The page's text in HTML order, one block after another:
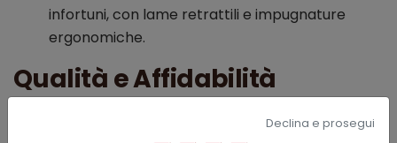
infortuni, con lame retrattili e impugnature
ergonomiche.
Qualità e Affidabilità
materiali di alta qualità, garantendo resistenza e
Declina e prosegui